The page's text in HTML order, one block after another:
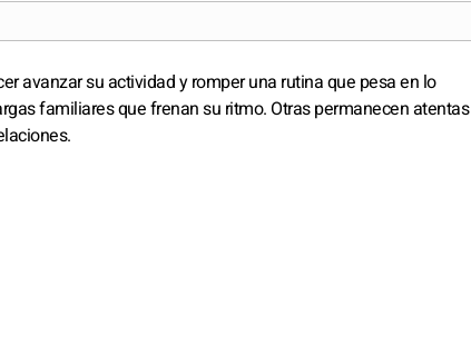
avanzar su actividad y romper una rutina que pesa en lo
familiares que frenan su ritmo. Otras permanecen